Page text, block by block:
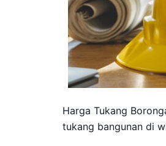
Harga Tukang
tukang bangunan di